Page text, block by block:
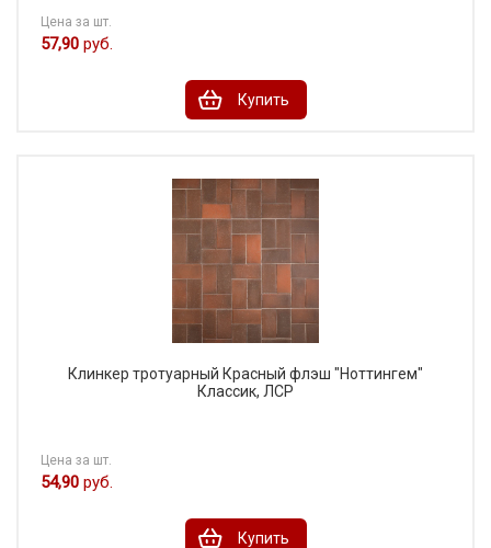
Цена за шт.
57,90 руб.
Купить
Клинкер тротуарный Красный флэш "Ноттингем"
Классик, ЛСР
Цена за шт.
54,90 руб.
Купить